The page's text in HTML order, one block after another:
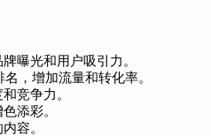
曝光和用户吸引力。
，增加流量和转化率。
竞争力。
添彩。
容。